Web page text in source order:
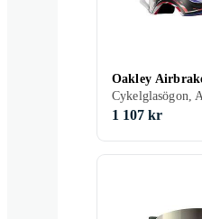
Oakley
1 107 kr